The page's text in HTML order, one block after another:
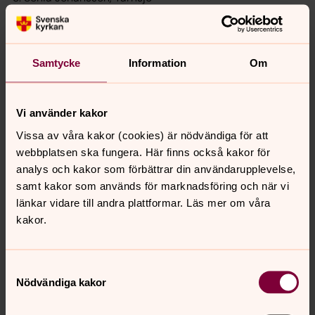
Samtycke Information Om
Vi använder kakor
Vissa av våra kakor (cookies) är nödvändiga för att
webbplatsen ska fungera. Här finns också kakor för
analys och kakor som förbättrar din användarupplevelse,
samt kakor som används för marknadsföring och när vi
länkar vidare till andra plattformar. Läs mer om våra
kakor.
Nödvändiga kakor
4. Per Möller, Åby
5. Jeanette Råsbo, Tärnsjö
6. Göran Storm, Tärnsjö
7. Gustav Johansson, Tärnsjö
8. Åsa Ingstedt Eriksson, Sälja
10. Jörgen Åström, Tärnsjö
11. Jörgen Ingstedt, Tärnsjö
12. Helen Emilsson, Mossbo
13. Per Erik Johansson, Tärnsjö
14. Björn Frisk, Tärnsjö
15. Inger Ingstedt, Tärnsjö
16. Elisabeth Karlsson Heggbrenna, Hälla
18. Bengt Olof Söderlund, Gäddsjö
20. Jan-Erik Brottare, Brunnvalla